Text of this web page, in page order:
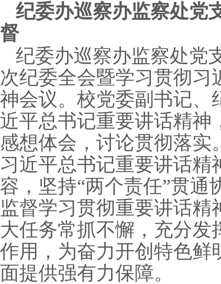
纪委办巡察办监察处党
督
纪委办巡察办监察处党
次纪委全会暨学习贯彻
神会议。校党委副书记、
近平总书记重要讲话精神
感想体会，讨论贯彻落实
习近平总书记重要讲话
容，坚持“两个责任”贯
监督学习贯彻重要讲话
大任务常抓不懈，充分
作用，为奋力开创特色鲜
面提供强有力保障。